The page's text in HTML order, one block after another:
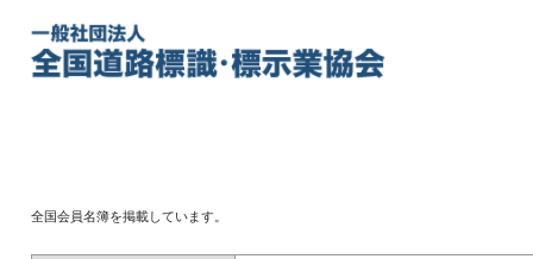
全国会員名簿を掲載しています。